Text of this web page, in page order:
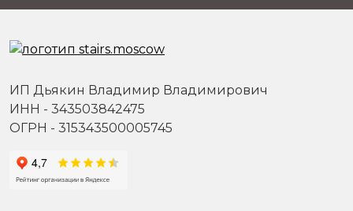
ИП Дьякин Владимир Владимирович
ИНН - 343503842475
ОГРН - 315343500005745